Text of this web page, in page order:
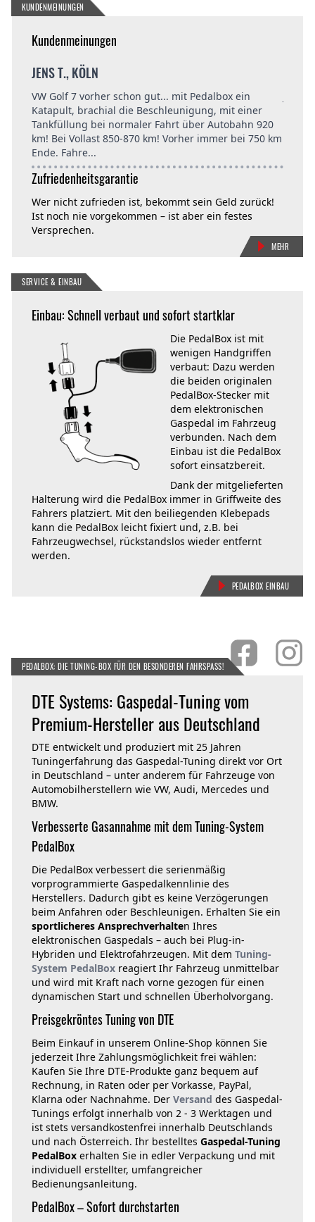
KUNDENMEINUNGEN
Kundenmeinungen
JENS T., KÖLN
VW Golf 7 vorher schon gut... mit Pedalbox ein
Katapult, brachial die Beschleunigung, mit einer
Tankfüllung bei normaler Fahrt über Autobahn 920
km! Bei Vollast 850-870 km! Vorher immer bei 750 km
Ende. Fahre...
Zufriedenheitsgarantie
Wer nicht zufrieden ist, bekommt sein Geld zurück!
Ist noch nie vorgekommen – ist aber ein festes
Versprechen.
MEHR
SERVICE & EINBAU
Einbau: Schnell verbaut und sofort startklar
Die PedalBox ist mit
wenigen Handgriffen
verbaut: Dazu werden
die beiden originalen
PedalBox-Stecker mit
dem elektronischen
Gaspedal im Fahrzeug
verbunden. Nach dem
Einbau ist die PedalBox
sofort einsatzbereit.
Dank der mitgelieferten
Halterung wird die PedalBox immer in Griffweite des
Fahrers platziert. Mit den beiliegenden Klebepads
kann die PedalBox leicht fixiert und, z.B. bei
Fahrzeugwechsel, rückstandslos wieder entfernt
werden.
PEDALBOX EINBAU
PEDALBOX: DIE TUNING-BOX FÜR DEN BESONDEREN FAHRSPASS!
DTE Systems: Gaspedal-Tuning vom
Premium-Hersteller aus Deutschland
DTE entwickelt und produziert mit 25 Jahren
Tuningerfahrung das Gaspedal-Tuning direkt vor Ort
in Deutschland – unter anderem für Fahrzeuge von
Automobilherstellern wie VW, Audi, Mercedes und
BMW.
Verbesserte Gasannahme mit dem Tuning-System
PedalBox
Die PedalBox verbessert die serienmäßig
vorprogrammierte Gaspedalkennlinie des
Herstellers. Dadurch gibt es keine Verzögerungen
beim Anfahren oder Beschleunigen. Erhalten Sie ein
sportlicheres Ansprechverhalten Ihres
elektronischen Gaspedals – auch bei Plug-in-
Hybriden und Elektrofahrzeugen. Mit dem Tuning-
System PedalBox reagiert Ihr Fahrzeug unmittelbar
und wird mit Kraft nach vorne gezogen für einen
dynamischen Start und schnellen Überholvorgang.
Preisgekröntes Tuning von DTE
Beim Einkauf in unserem Online-Shop können Sie
jederzeit Ihre Zahlungsmöglichkeit frei wählen:
Kaufen Sie Ihre DTE-Produkte ganz bequem auf
Rechnung, in Raten oder per Vorkasse, PayPal,
Klarna oder Nachnahme. Der Versand des Gaspedal-
Tunings erfolgt innerhalb von 2 - 3 Werktagen und
ist stets versandkostenfrei innerhalb Deutschlands
und nach Österreich. Ihr bestelltes Gaspedal-Tuning
PedalBox erhalten Sie in edler Verpackung und mit
individuell erstellter, umfangreicher
Bedienungsanleitung.
PedalBox – Sofort durchstarten